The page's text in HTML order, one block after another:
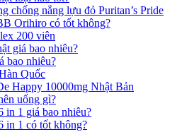
chống nắng lựu đỏ Puritan’s Pride
Orihiro có tốt không?
200 viên
giá bao nhiêu?
bao nhiêu?
Quốc
Happy 10000mg Nhật Bản
uống gì?
in 1 giá bao nhiêu?
in 1 có tốt không?